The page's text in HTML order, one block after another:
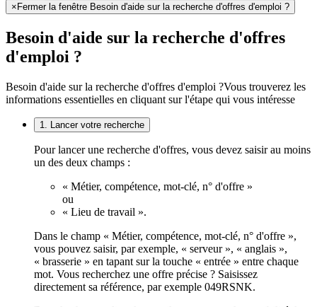
× Fermer la fenêtre Besoin d'aide sur la recherche d'offres d'emploi ?
Besoin d'aide sur la recherche d'offres
d'emploi ?
Besoin d'aide sur la recherche d'offres d'emploi ?Vous trouverez les
informations essentielles en cliquant sur l'étape qui vous intéresse
1. Lancer votre recherche
Pour lancer une recherche d'offres, vous devez saisir au moins
un des deux champs :
« Métier, compétence, mot-clé, n° d'offre »
ou
« Lieu de travail ».
Dans le champ « Métier, compétence, mot-clé, n° d'offre »,
vous pouvez saisir, par exemple, « serveur », « anglais »,
« brasserie » en tapant sur la touche « entrée » entre chaque
mot. Vous recherchez une offre précise ? Saisissez
directement sa référence, par exemple 049RSNK.